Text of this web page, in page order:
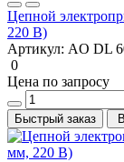
Цепной
220 В)
Артикул: AO DL
0
Цена по запросу
Быстрый заказ